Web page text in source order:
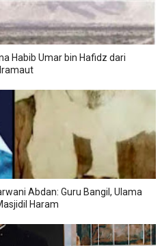
Habib Umar bin Hafidz dari
Abdan: Guru Bangil, Ulama
Haram